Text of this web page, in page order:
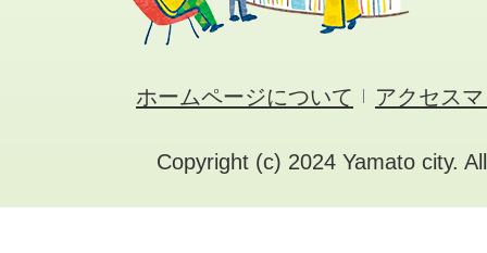
ホームページについて アクセス
Copyright (c) 2024 Yamato city.